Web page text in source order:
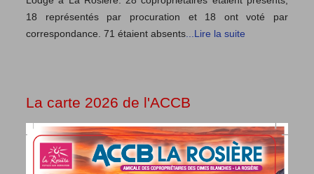
18 représentés par procuration et 18 ont voté par
correspondance. 71 étaient absents...Lire la suite
La carte 2026 de l'ACCB